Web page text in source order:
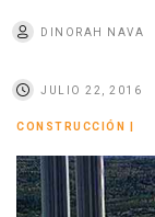
DINORAH NAVA
JULIO 22, 2016
CONSTRUCCIÓN